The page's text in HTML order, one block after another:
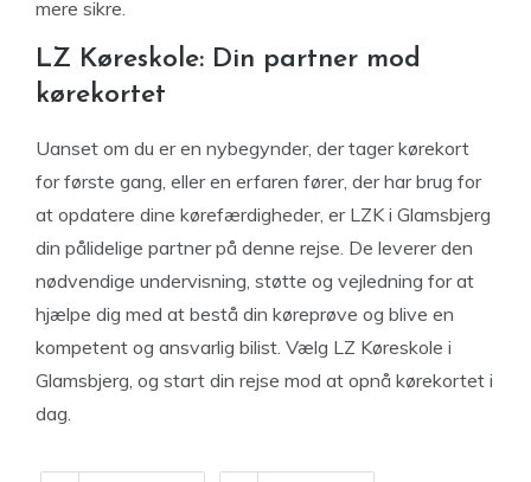
mere sikre.
LZ Køreskole: Din partner mod
kørekortet
Uanset om du er en nybegynder, der tager kørekort
for første gang, eller en erfaren fører, der har brug for
at opdatere dine kørefærdigheder, er LZK i Glamsbjerg
din pålidelige partner på denne rejse. De leverer den
nødvendige undervisning, støtte og vejledning for at
hjælpe dig med at bestå din køreprøve og blive en
kompetent og ansvarlig bilist. Vælg LZ Køreskole i
Glamsbjerg, og start din rejse mod at opnå kørekortet i
dag.